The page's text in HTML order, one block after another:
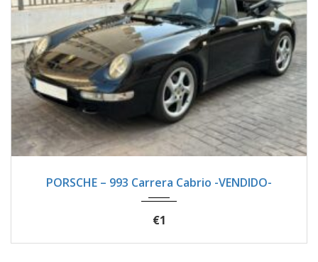
PORSCHE – 993 Carrera Cabrio -VENDIDO-
€1